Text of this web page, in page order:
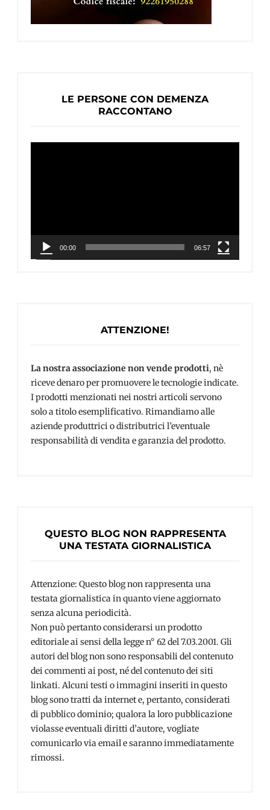
LE PERSONE CON DEMENZA
RACCONTANO
00:00 06:57
ATTENZIONE!
La nostra associazione non vende prodotti, nè
riceve denaro per promuovere le tecnologie indicate.
I prodotti menzionati nei nostri articoli servono
solo a titolo esemplificativo. Rimandiamo alle
aziende produttrici o distributrici l’eventuale
responsabilità di vendita e garanzia del prodotto.
QUESTO BLOG NON RAPPRESENTA
UNA TESTATA GIORNALISTICA
Attenzione: Questo blog non rappresenta una
testata giornalistica in quanto viene aggiornato
senza alcuna periodicità.
Non può pertanto considerarsi un prodotto
editoriale ai sensi della legge n° 62 del 7.03.2001. Gli
autori del blog non sono responsabili del contenuto
dei commenti ai post, né del contenuto dei siti
linkati. Alcuni testi o immagini inseriti in questo
blog sono tratti da internet e, pertanto, considerati
di pubblico dominio; qualora la loro pubblicazione
violasse eventuali diritti d’autore, vogliate
comunicarlo via email e saranno immediatamente
rimossi.